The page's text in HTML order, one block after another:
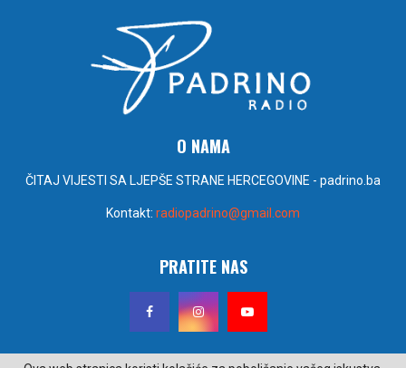
O NAMA
ČITAJ VIJESTI SA LJEPŠE STRANE HERCEGOVINE - padrino.ba
Kontakt: radiopadrino@gmail.com
PRATITE NAS